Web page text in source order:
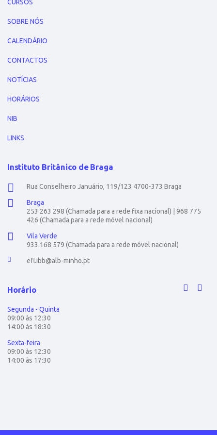
CURSOS
SOBRE NÓS
CALENDÁRIO
CONTACTOS
NOTÍCIAS
HORÁRIOS
NIB
LINKS
Instituto Britânico de Braga
Rua Conselheiro Januário, 119/123 4700-373 Braga
Braga
253 263 298 (Chamada para a rede fixa nacional) | 968 775
426 (Chamada para a rede móvel nacional)
Vila Verde
933 168 579 (Chamada para a rede móvel nacional)
efl.ibb@alb-minho.pt
Horário
Segunda - Quinta
09:00 às 12:30
14:00 às 18:30
Sexta-feira
09:00 às 12:30
14:00 às 17:30